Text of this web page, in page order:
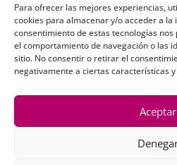
Para ofrecer las mejores experiencias,
cookies para almacenar y/o acceder a la
consentimiento de estas tecnologías
el comportamiento de navegación o las
sitio. No consentir o retirar el
negativamente a ciertas características
Aceptar